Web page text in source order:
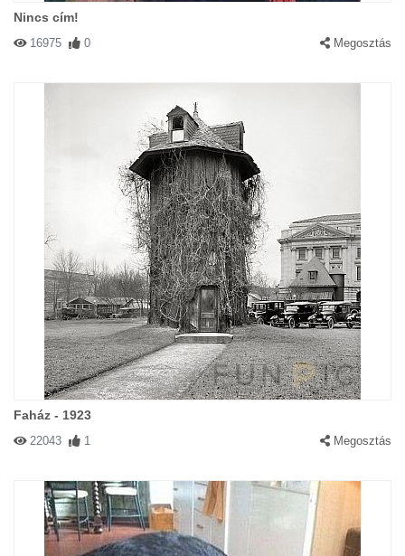
Nincs cím!
16975 0 Megosztás
Faház - 1923
22043 1 Megosztás